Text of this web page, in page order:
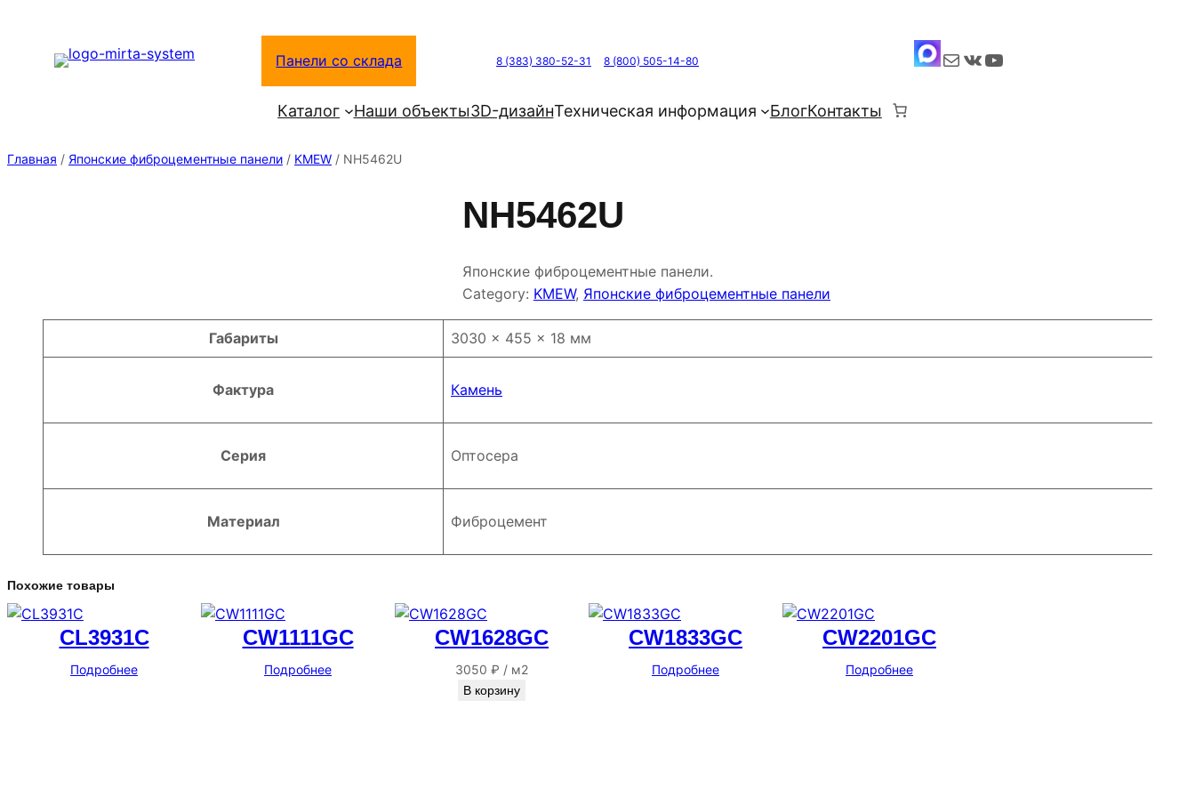
содержимому
Панели со склада 8 (383) 380-52-31 8 (800) 505-14-80 Почта ВКонтакте YouTube
Каталог Наши объекты3D-дизайнТехническая информация БлогКонтакты
Главная / Японские фиброцементные панели / KMEW / NH5462U
NH5462U
Японские фиброцементные панели.
Category: KMEW, Японские фиброцементные панели
Габариты 3030 × 455 × 18 мм
Фактура Камень
Серия Оптосера
Материал Фиброцемент
Похожие товары
CL3931C
Подробнее
CW1111GC
Подробнее
CW1628GC
3050 ₽ / м2
В корзину
CW1833GC
Подробнее
CW2201GC
Подробнее